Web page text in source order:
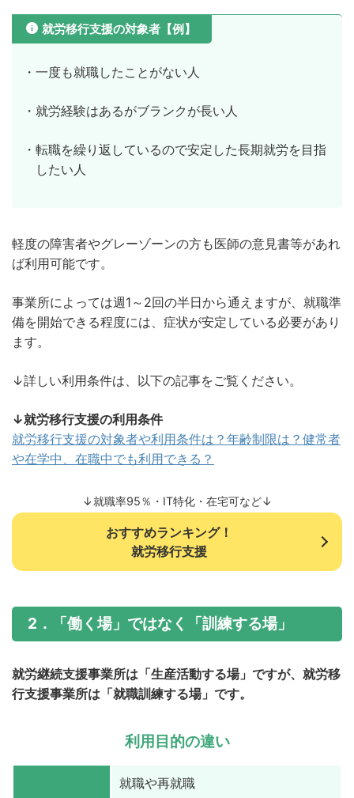
就労移行支援の対象者【例】
・一度も就職したことがない人
・就労経験はあるがブランクが長い人
・転職を繰り返しているので安定した長期就労を目指
したい人
軽度の障害者やグレーゾーンの方も医師の意見書等があれ
ば利用可能です。
事業所によっては週1～2回の半日から通えますが、就職準
備を開始できる程度には、症状が安定している必要があり
ます。
↓詳しい利用条件は、以下の記事をご覧ください。
↓就労移行支援の利用条件
就労移行支援の対象者や利用条件は？年齢制限は？健常者
や在学中、在職中でも利用できる？
↓就職率95％・IT特化・在宅可など↓
おすすめランキング！
就労移行支援
2．「働く場」ではなく「訓練する場」
就労継続支援事業所は「生産活動する場」ですが、就労移
行支援事業所は「就職訓練する場」です。
利用目的の違い
就職や再就職